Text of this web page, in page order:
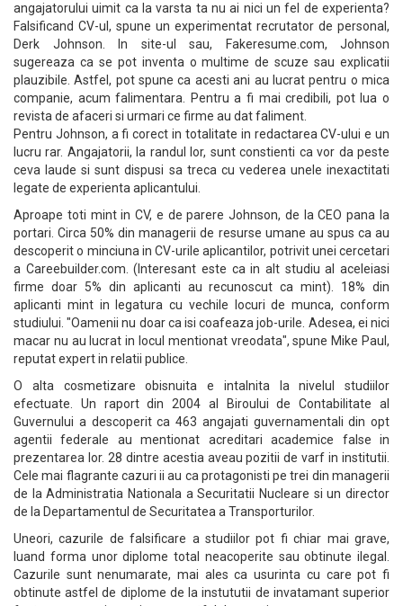
angajatorului uimit ca la varsta ta nu ai nici un fel de experienta?
Falsificand CV-ul, spune un experimentat recrutator de personal,
Derk Johnson. In site-ul sau, Fakeresume.com, Johnson
sugereaza ca se pot inventa o multime de scuze sau explicatii
plauzibile. Astfel, pot spune ca acesti ani au lucrat pentru o mica
companie, acum falimentara. Pentru a fi mai credibili, pot lua o
revista de afaceri si urmari ce firme au dat faliment.
Pentru Johnson, a fi corect in totalitate in redactarea CV-ului e un
lucru rar. Angajatorii, la randul lor, sunt constienti ca vor da peste
ceva laude si sunt dispusi sa treca cu vederea unele inexactitati
legate de experienta aplicantului.
Aproape toti mint in CV, e de parere Johnson, de la CEO pana la
portari. Circa 50% din managerii de resurse umane au spus ca au
descoperit o minciuna in CV-urile aplicantilor, potrivit unei cercetari
a Careebuilder.com. (Interesant este ca in alt studiu al aceleiasi
firme doar 5% din aplicanti au recunoscut ca mint). 18% din
aplicanti mint in legatura cu vechile locuri de munca, conform
studiului. "Oamenii nu doar ca isi coafeaza job-urile. Adesea, ei nici
macar nu au lucrat in locul mentionat vreodata", spune Mike Paul,
reputat expert in relatii publice.
O alta cosmetizare obisnuita e intalnita la nivelul studiilor
efectuate. Un raport din 2004 al Biroului de Contabilitate al
Guvernului a descoperit ca 463 angajati guvernamentali din opt
agentii federale au mentionat acreditari academice false in
prezentarea lor. 28 dintre acestia aveau pozitii de varf in institutii.
Cele mai flagrante cazuri ii au ca protagonisti pe trei din managerii
de la Administratia Nationala a Securitatii Nucleare si un director
de la Departamentul de Securitatea a Transporturilor.
Uneori, cazurile de falsificare a studiilor pot fi chiar mai grave,
luand forma unor diplome total neacoperite sau obtinute ilegal.
Cazurile sunt nenumarate, mai ales ca usurinta cu care pot fi
obtinute astfel de diplome de la instututii de invatamant superior